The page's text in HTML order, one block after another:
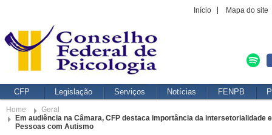
Início Mapa do site
CFP Legislação Serviços Notícias FENPB
Home
Geral
Em audiência na Câmara, CFP destaca importância da
Pessoas com Autismo